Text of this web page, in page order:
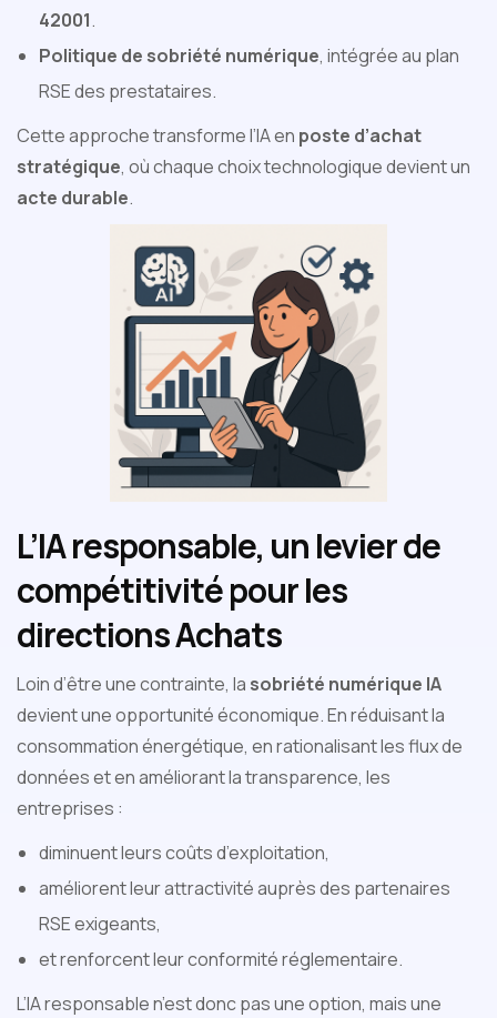
42001.
Politique de sobriété numérique, intégrée au plan
RSE des prestataires.
Cette approche transforme l’IA en poste d’achat
stratégique, où chaque choix technologique devient un
acte durable.
L’IA responsable, un levier de
compétitivité pour les
directions Achats
Loin d’être une contrainte, la sobriété numérique IA
devient une opportunité économique. En réduisant la
consommation énergétique, en rationalisant les flux de
données et en améliorant la transparence, les
entreprises :
diminuent leurs coûts d’exploitation,
améliorent leur attractivité auprès des partenaires
RSE exigeants,
et renforcent leur conformité réglementaire.
L’IA responsable n’est donc pas une option, mais une